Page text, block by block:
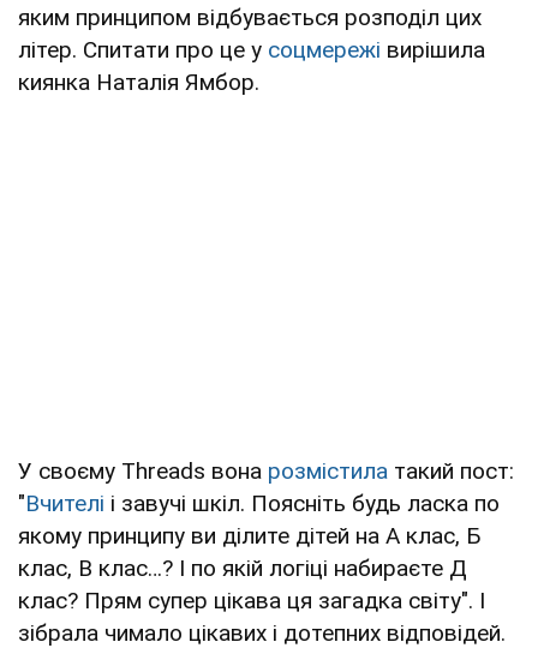
яким принципом відбувається розподіл цих
літер. Спитати про це у соцмережі вирішила
киянка Наталія Ямбор.
У своєму Threads вона розмістила такий пост:
"Вчителі і завучі шкіл. Поясніть будь ласка по
якому принципу ви ділите дітей на А клас, Б
клас, В клас…? І по якій логіці набираєте Д
клас? Прям супер цікава ця загадка світу". І
зібрала чимало цікавих і дотепних відповідей.